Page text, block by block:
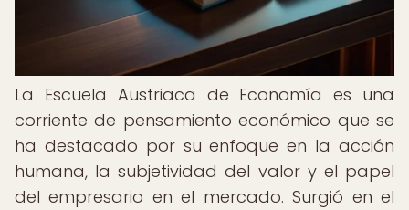
La Escuela Austriaca de Economía es una
corriente de pensamiento económico que se
ha destacado por su enfoque en la acción
humana, la subjetividad del valor y el papel
del empresario en el mercado. Surgió en el